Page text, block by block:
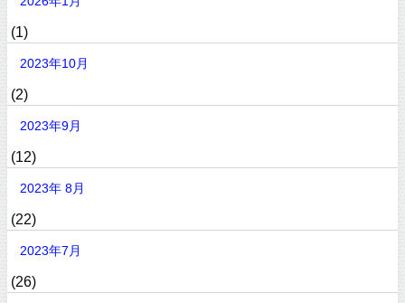
(1)
2023年10月
(2)
2023年9月
(12)
2023年 8月
(22)
2023年7月
(26)